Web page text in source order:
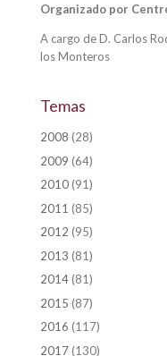
Organizado por
A cargo de D. Carlos
los Monteros
Temas
2008 (28)
2009 (64)
2010(91)
2011 (85)
2012 (95)
2013 (81)
2014(81)
2015 (87)
2016 (117)
2017(130)